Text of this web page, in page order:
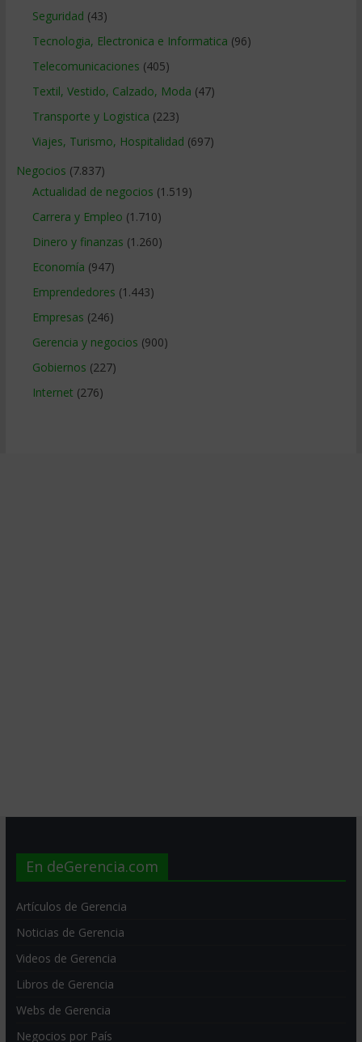
Seguridad (43)
Tecnologia, Electronica e Informatica (96)
Telecomunicaciones (405)
Textil, Vestido, Calzado, Moda (47)
Transporte y Logistica (223)
Viajes, Turismo, Hospitalidad (697)
Negocios (7.837)
Actualidad de negocios (1.519)
Carrera y Empleo (1.710)
Dinero y finanzas (1.260)
Economía (947)
Emprendedores (1.443)
Empresas (246)
Gerencia y negocios (900)
Gobiernos (227)
Internet (276)
En deGerencia.com
Artículos de Gerencia
Noticias de Gerencia
Videos de Gerencia
Libros de Gerencia
Webs de Gerencia
Negocios por País